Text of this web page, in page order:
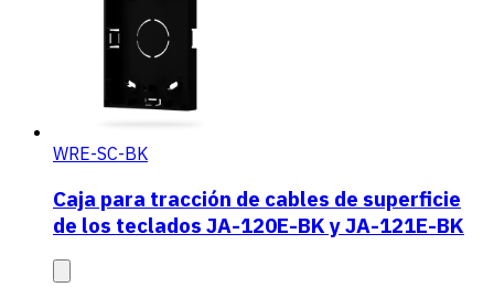
WRE-SC-BK
Caja para tracción de cables de superficie
de los teclados JA-120E-BK y JA-121E-BK